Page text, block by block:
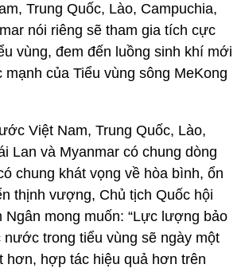
Trung Quốc, Lào, Campuchia,
nói riêng sẽ tham gia tích cực
vùng, đem đến luồng sinh khí mới
của Tiểu vùng sông MeKong
Việt Nam, Trung Quốc, Lào,
Lan và Myanmar có chung dòng
chung khát vọng về hòa bình, ổn
thịnh vượng, Chủ tịch Quốc hội
Ngân mong muốn: “Lực lượng bảo
trong tiểu vùng sẽ ngày một
hơn, hợp tác hiệu quả hơn trên